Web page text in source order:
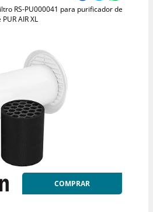
RS-PU000041 para purificador de
AIR XL
COMPRAR